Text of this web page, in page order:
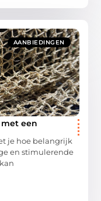
AANBIEDINGEN
een
je hoe belangrijk
en stimulerende